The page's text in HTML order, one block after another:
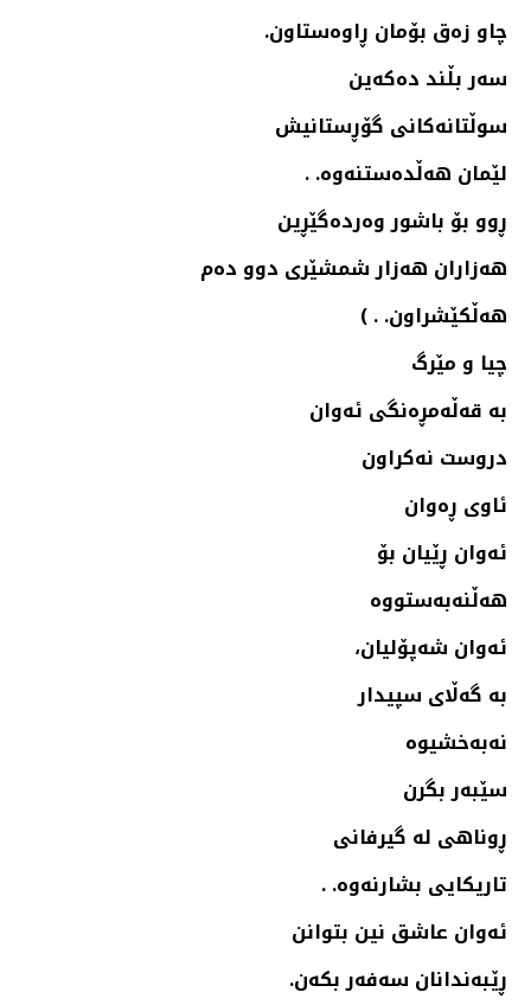
چاو زه‌ق بۆمان ڕاوه‌ستاون.
سه‌ر بڵند ده‌كه‌ین
سوڵتانه‌كانی گۆڕستانیش
لێمان هه‌ڵده‌ستنه‌وه‌. .
ڕوو بۆ باشور وه‌رده‌گێڕین
هه‌زاران هه‌زار شمشێری دوو ده‌م
هه‌ڵكێشراون. . )
چیا و مێرگ
به‌ قه‌ڵه‌مڕه‌نگی ئه‌وان
دروست نه‌كراون
ئاوی ڕه‌وان
ئه‌وان ڕێیان بۆ
هه‌ڵنه‌به‌ستووه‌
ئه‌وان شه‌پۆلیان،
به‌ گه‌ڵای سپیدار
نه‌به‌خشیوه‌
سێبه‌ر بگرن
ڕوناهی له‌ گیرفانی
تاریكایی بشارنه‌وه‌. .
ئه‌وان عاشق نین بتوانن
ڕێبه‌ندانان سه‌فه‌ر بكه‌ن.